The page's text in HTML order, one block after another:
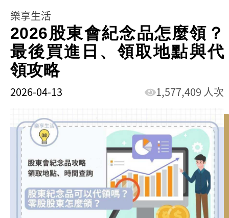
樂享生活
2026股東會紀念品怎麼領？
最後買進日、領取地點與代
領攻略
2026-04-13 1,577,409 人次